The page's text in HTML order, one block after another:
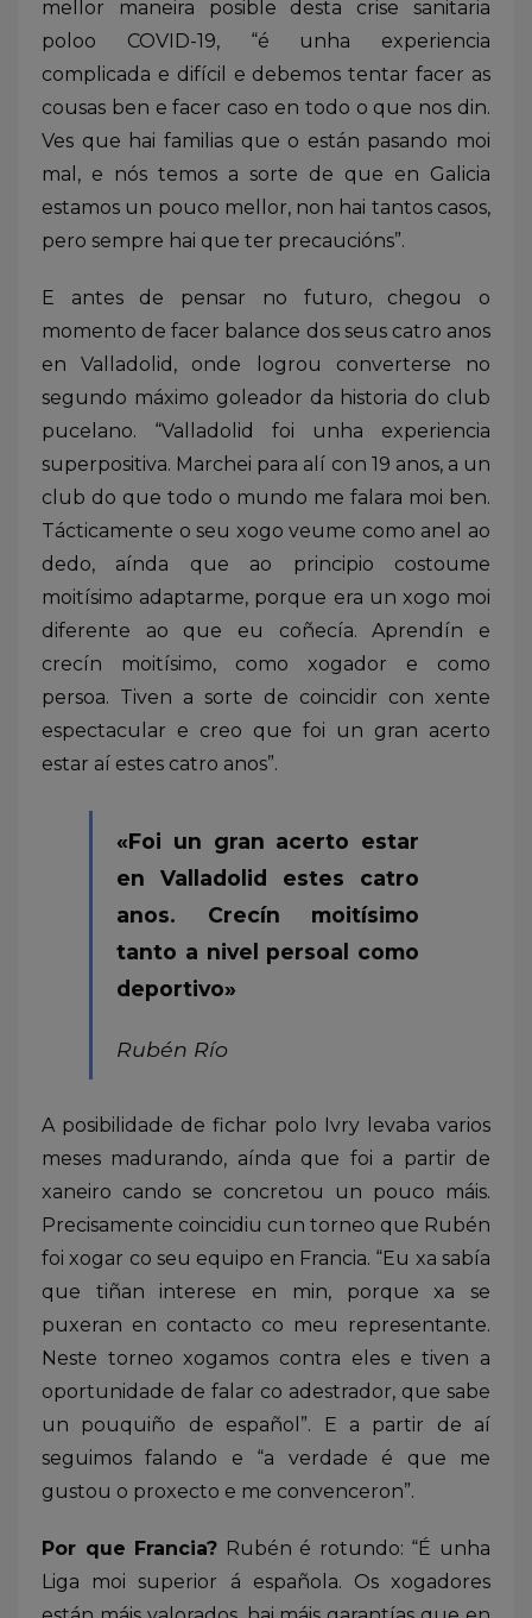
mellor maneira posible desta crise sanitaria
poloo COVID-19, “é unha experiencia
complicada e difícil e debemos tentar facer as
cousas ben e facer caso en todo o que nos din.
Ves que hai familias que o están pasando moi
mal, e nós temos a sorte de que en Galicia
estamos un pouco mellor, non hai tantos casos,
pero sempre hai que ter precaucións”.
E antes de pensar no futuro, chegou o
momento de facer balance dos seus catro anos
en Valladolid, onde logrou converterse no
segundo máximo goleador da historia do club
pucelano. “Valladolid foi unha experiencia
superpositiva. Marchei para alí con 19 anos, a un
club do que todo o mundo me falara moi ben.
Tácticamente o seu xogo veume como anel ao
dedo, aínda que ao principio costoume
moitísimo adaptarme, porque era un xogo moi
diferente ao que eu coñecía. Aprendín e
crecín moitísimo, como xogador e como
persoa. Tiven a sorte de coincidir con xente
espectacular e creo que foi un gran acerto
estar aí estes catro anos”.
«Foi un gran acerto estar
en Valladolid estes catro
anos. Crecín moitísimo
tanto a nivel persoal como
deportivo»
Rubén Río
A posibilidade de fichar polo Ivry levaba varios
meses madurando, aínda que foi a partir de
xaneiro cando se concretou un pouco máis.
Precisamente coincidiu cun torneo que Rubén
foi xogar co seu equipo en Francia. “Eu xa sabía
que tiñan interese en min, porque xa se
puxeran en contacto co meu representante.
Neste torneo xogamos contra eles e tiven a
oportunidade de falar co adestrador, que sabe
un pouquiño de español”. E a partir de aí
seguimos falando e “a verdade é que me
gustou o proxecto e me convenceron”.
Por que Francia? Rubén é rotundo: “É unha
Liga moi superior á española. Os xogadores